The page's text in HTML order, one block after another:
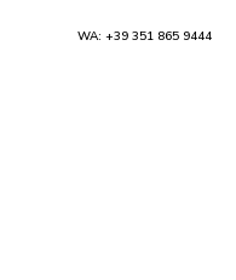
WA: +39 351 865 9444